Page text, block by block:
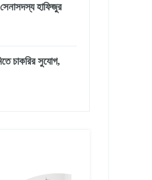
হাফিজুর
চাকরির সুযোগ,